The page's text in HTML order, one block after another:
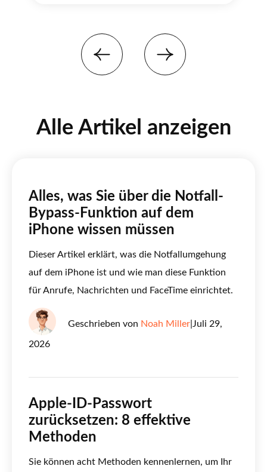
Alle Artikel anzeigen
Alles, was Sie über die Notfall-
Bypass-Funktion auf dem
iPhone wissen müssen
Dieser Artikel erklärt, was die Notfallumgehung
auf dem iPhone ist und wie man diese Funktion
für Anrufe, Nachrichten und FaceTime einrichtet.
Geschrieben von Noah Miller Juli 29,
2026
Apple-ID-Passwort
zurücksetzen: 8 effektive
Methoden
Sie können acht Methoden kennenlernen, um Ihr